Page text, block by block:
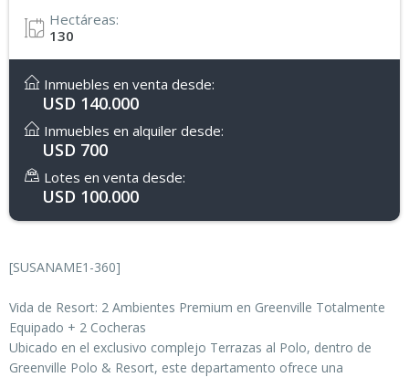
Hectáreas:
130
Inmuebles en venta desde:
USD 140.000
Inmuebles en alquiler desde:
USD 700
Lotes en venta desde:
USD 100.000
[SUSANAME1-360]
Vida de Resort: 2 Ambientes Premium en Greenville Totalmente
Equipado + 2 Cocheras
Ubicado en el exclusivo complejo Terrazas al Polo, dentro de
Greenville Polo & Resort, este departamento ofrece una